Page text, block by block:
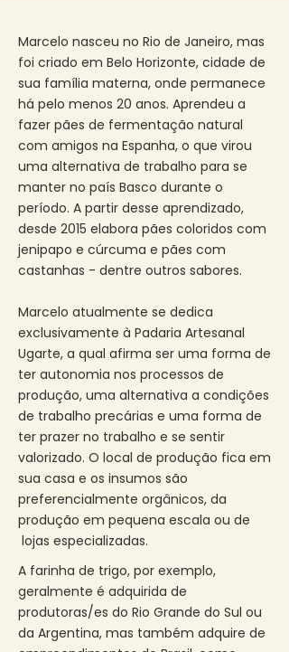
Marcelo nasceu no Rio de Janeiro, mas
foi criado em Belo Horizonte, cidade de
sua família materna, onde permanece
há pelo menos 20 anos. Aprendeu a
fazer pães de fermentação natural
com amigos na Espanha, o que virou
uma alternativa de trabalho para se
manter no país Basco durante o
período. A partir desse aprendizado,
desde 2015 elabora pães coloridos com
jenipapo e cúrcuma e pães com
castanhas - dentre outros sabores.
Marcelo atualmente se dedica
exclusivamente à Padaria Artesanal
Ugarte, a qual afirma ser uma forma de
ter autonomia nos processos de
produção, uma alternativa a condições
de trabalho precárias e uma forma de
ter prazer no trabalho e se sentir
valorizado. O local de produção fica em
sua casa e os insumos são
preferencialmente orgânicos, da
produção em pequena escala ou de
lojas especializadas. ​
​A farinha de trigo, por exemplo,
geralmente é adquirida de
produtoras/es do Rio Grande do Sul ou
da Argentina, mas também adquire de